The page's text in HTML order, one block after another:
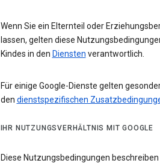
Wenn Sie ein Elternteil oder
lassen, gelten diese
Kindes in den Diensten verantwortlich.
Für einige Google-Dienste gelten
den dienstspezifischen
IHR NUTZUNGSVERHÄLTNIS MIT GOOGLE
Diese Nutzungsbedingungen